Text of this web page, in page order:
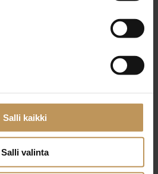
Salli kaikki
Salli valinta